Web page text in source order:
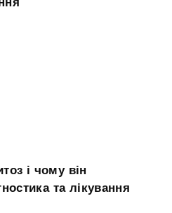
і чому він
та лікування